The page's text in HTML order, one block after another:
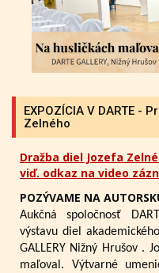
EXPOZÍCIA V DARTE -
Zelného
Dražba diel Jozefa
viď. odkaz na video
POZÝVAME NA
Aukčná spoločnosť
výstavu diel
GALLERY Nižný Hrušov .
maľoval. Výtvarné